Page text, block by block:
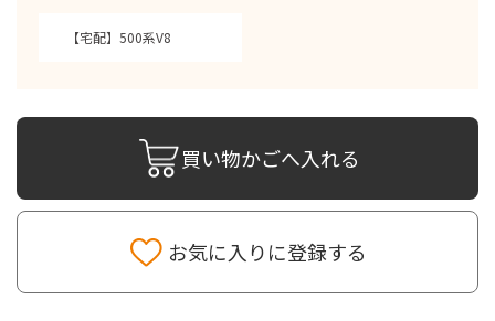
【宅配】500系V8
買い物かごへ入れる
お気に入りに登録する